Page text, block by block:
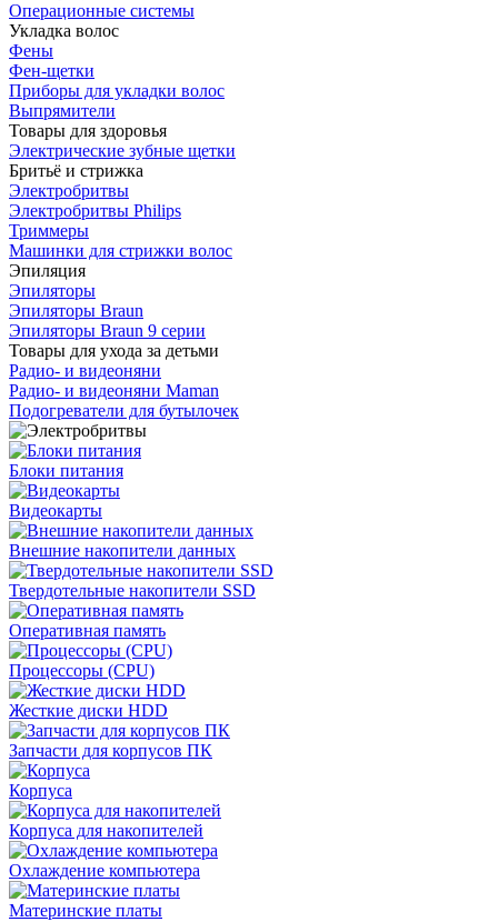
Операционные системы
Укладка волос
Фены
Фен-щетки
Приборы для укладки волос
Выпрямители
Товары для здоровья
Электрические зубные щетки
Бритьё и стрижка
Электробритвы
Электробритвы Philips
Триммеры
Машинки для стрижки волос
Эпиляция
Эпиляторы
Эпиляторы Braun
Эпиляторы Braun 9 серии
Товары для ухода за детьми
Радио- и видеоняни
Радио- и видеоняни Maman
Подогреватели для бутылочек
Блоки питания
Видеокарты
Внешние накопители данных
Твердотельные накопители SSD
Оперативная память
Процессоры (CPU)
Жесткие диски HDD
Запчасти для корпусов ПК
Корпуса
Корпуса для накопителей
Охлаждение компьютера
Материнские платы